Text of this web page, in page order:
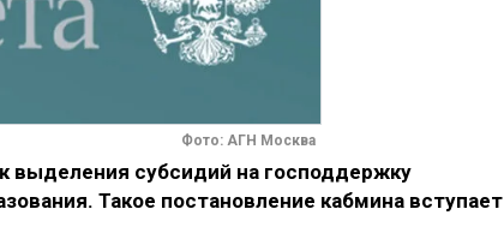
Фото: АГН Москва
выделения субсидий на господдержку
Такое постановление кабмина вступает